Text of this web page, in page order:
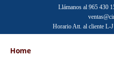
Llámanos al 965 430
Horario Att. al cliente L-
Faraoni
por
Home